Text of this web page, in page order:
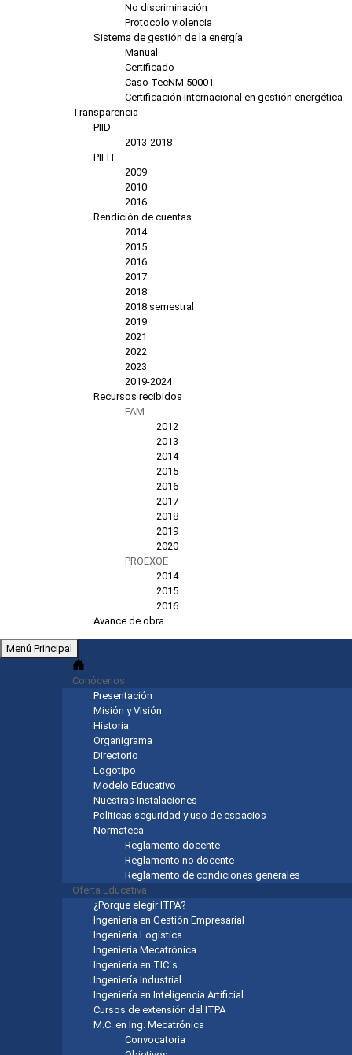
No discriminación
Protocolo violencia
Sistema de gestión de la energía
Manual
Certificado
Caso TecNM 50001
Certificación internacional en gestión energética
Transparencia
PIID
2013-2018
PIFIT
2009
2010
2016
Rendición de cuentas
2014
2015
2016
2017
2018
2018 semestral
2019
2021
2022
2023
2019-2024
Recursos recibidos
FAM
2012
2013
2014
2015
2016
2017
2018
2019
2020
PROEXOE
2014
2015
2016
Avance de obra
Menú Principal
Conócenos
Presentación
Misión y Visión
Historia
Organigrama
Directorio
Logotipo
Modelo Educativo
Nuestras Instalaciones
Politicas seguridad y uso de espacios
Normateca
Reglamento docente
Reglamento no docente
Reglamento de condiciones generales
Oferta Educativa
¿Porque elegir ITPA?
Ingeniería en Gestión Empresarial
Ingeniería Logística
Ingeniería Mecatrónica
Ingeniería en TIC´s
Ingeniería Industrial
Ingeniería en Inteligencia Artificial
Cursos de extensión del ITPA
M.C. en Ing. Mecatrónica
Convocatoria